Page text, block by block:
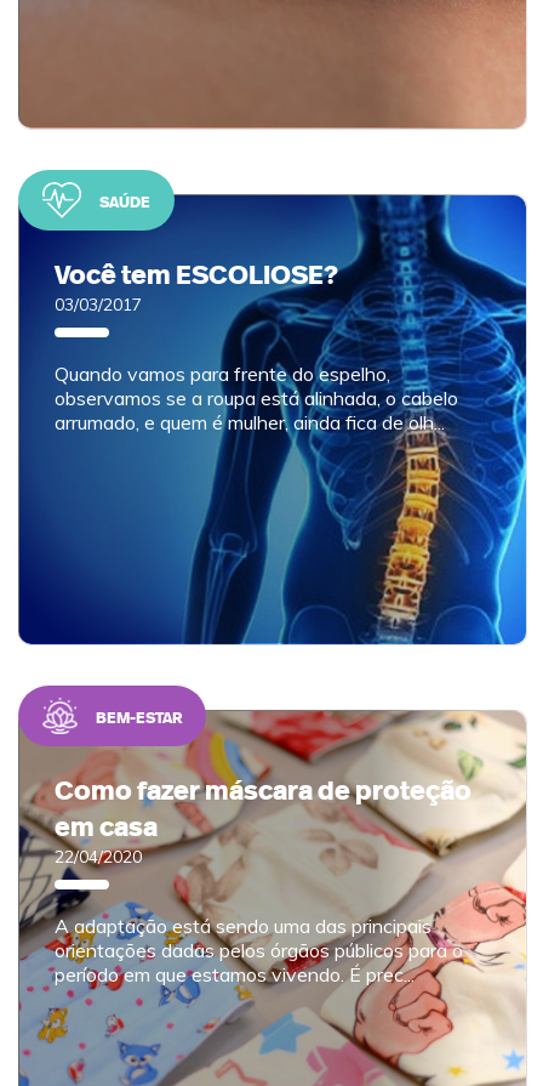
Você tem ESCOLIOSE?
03/03/2017
Quando vamos para frente do espelho,
observamos se a roupa está alinhada, o cabelo
arrumado, e quem é mulher, ainda fica de olh...
SAÚDE
Como fazer máscara de proteção
em casa
22/04/2020
A adaptação está sendo uma das principais
orientações dadas pelos órgãos públicos para o
período em que estamos vivendo. É prec...
BEM-ESTAR